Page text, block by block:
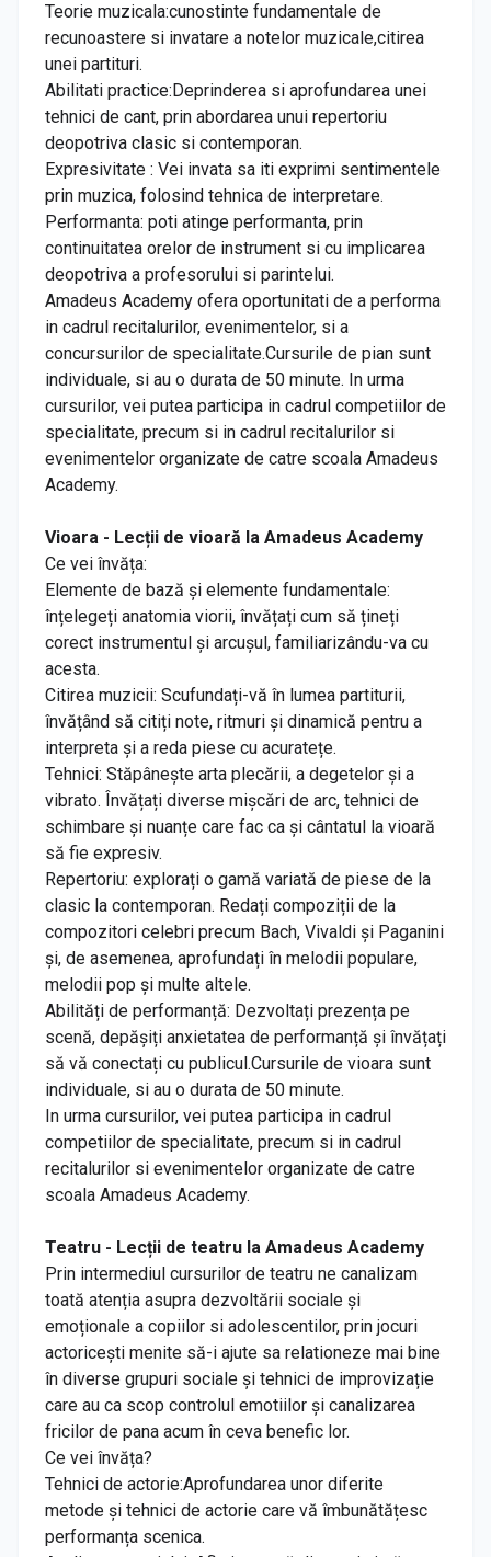
Teorie muzicala:cunostinte fundamentale de
recunoastere si invatare a notelor muzicale,citirea
unei partituri.
Abilitati practice:Deprinderea si aprofundarea unei
tehnici de cant, prin abordarea unui repertoriu
deopotriva clasic si contemporan.
Expresivitate : Vei invata sa iti exprimi sentimentele
prin muzica, folosind tehnica de interpretare.
Performanta: poti atinge performanta, prin
continuitatea orelor de instrument si cu implicarea
deopotriva a profesorului si parintelui.
Amadeus Academy ofera oportunitati de a performa
in cadrul recitalurilor, evenimentelor, si a
concursurilor de specialitate.Cursurile de pian sunt
individuale, si au o durata de 50 minute. In urma
cursurilor, vei putea participa in cadrul competiilor de
specialitate, precum si in cadrul recitalurilor si
evenimentelor organizate de catre scoala Amadeus
Academy.
Vioara - Lecții de vioară la Amadeus Academy
Ce vei învăța:
Elemente de bază și elemente fundamentale:
înțelegeți anatomia viorii, învățați cum să țineți
corect instrumentul și arcușul, familiarizându-va cu
acesta.
Citirea muzicii: Scufundați-vă în lumea partiturii,
învățând să citiți note, ritmuri și dinamică pentru a
interpreta și a reda piese cu acuratețe.
Tehnici: Stăpânește arta plecării, a degetelor și a
vibrato. Învățați diverse mișcări de arc, tehnici de
schimbare și nuanțe care fac ca și cântatul la vioară
să fie expresiv.
Repertoriu: explorați o gamă variată de piese de la
clasic la contemporan. Redați compoziții de la
compozitori celebri precum Bach, Vivaldi și Paganini
și, de asemenea, aprofundați în melodii populare,
melodii pop și multe altele.
Abilități de performanță: Dezvoltați prezența pe
scenă, depășiți anxietatea de performanță și învățați
să vă conectați cu publicul.Cursurile de vioara sunt
individuale, si au o durata de 50 minute.
In urma cursurilor, vei putea participa in cadrul
competiilor de specialitate, precum si in cadrul
recitalurilor si evenimentelor organizate de catre
scoala Amadeus Academy.
Teatru - Lecții de teatru la Amadeus Academy
Prin intermediul cursurilor de teatru ne canalizam
toată atenția asupra dezvoltării sociale și
emoționale a copiilor si adolescentilor, prin jocuri
actoricești menite să-i ajute sa relationeze mai bine
în diverse grupuri sociale și tehnici de improvizație
care au ca scop controlul emotiilor și canalizarea
fricilor de pana acum în ceva benefic lor.
Ce vei învăța?
Tehnici de actorie:Aprofundarea unor diferite
metode și tehnici de actorie care vă îmbunătățesc
performanța scenica.